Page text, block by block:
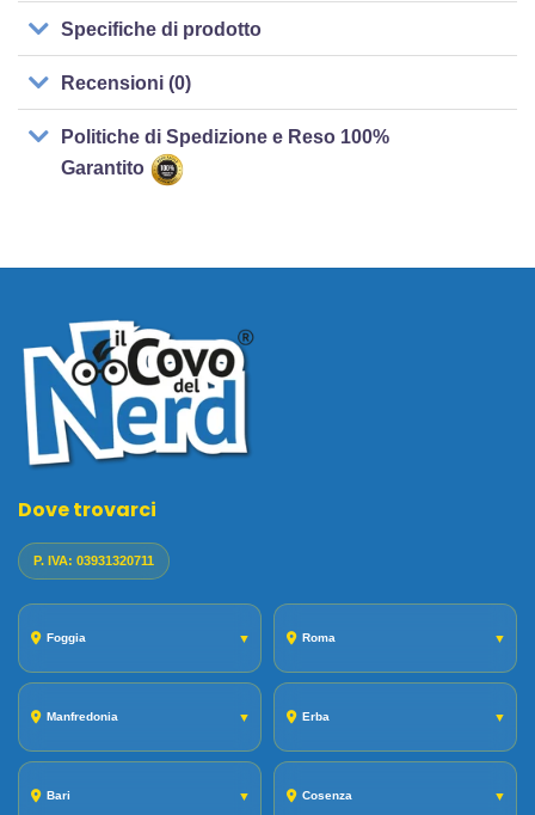
Specifiche di prodotto
Recensioni (0)
Politiche di Spedizione e Reso 100%
Garantito
Dove trovarci
P. IVA: 03931320711
Foggia ▼ Roma ▼
Manfredonia ▼ Erba ▼
Bari ▼ Cosenza ▼